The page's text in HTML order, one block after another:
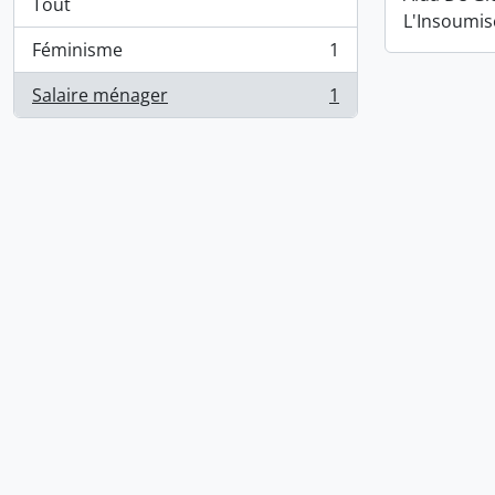
Féminisme
, 1 résultats
1
Salaire ménager
, 1 résultats 1